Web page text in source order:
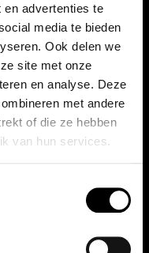
en advertenties te
media te bieden
Ook delen we
site met onze
en analyse. Deze
met andere
of die ze hebben
van hun services.